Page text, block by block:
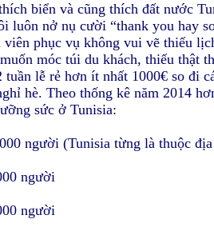
biển và cũng thích đất nước
luôn nở nụ cười “thank you hay
viên phục vụ không vui vẽ thiếu
móc túi du khách, thiếu thật
lễ rẻ hơn ít nhất 1000€ so đi
hè. Theo thống kê năm 2014
sức ở Tunisia:
người (Tunisia từng là thuộc
người
người